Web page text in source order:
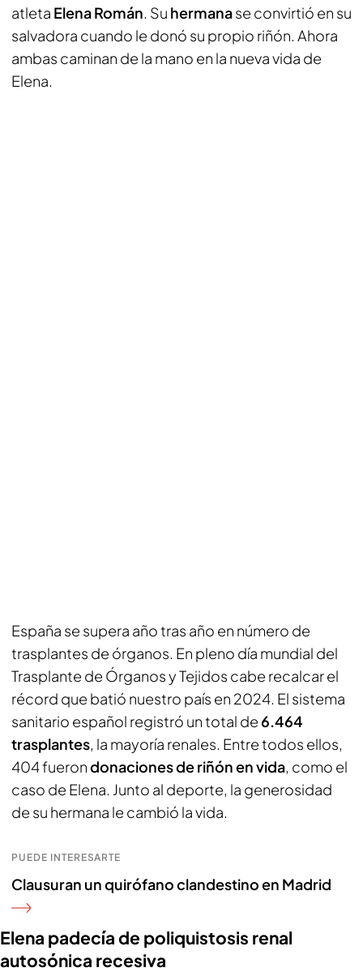
atleta Elena Román. Su hermanase convirtió en su
salvadora cuando le donó su propio riñón. Ahora
ambas caminan de la mano en la nueva vida de
Elena.
España se supera año tras año en número de
trasplantes de órganos. En pleno día mundial del
Trasplante de Órganos y Tejidos cabe recalcar el
récord que batió nuestro país en 2024. El sistema
sanitario español registró un total de 6.464
trasplantes, la mayoría renales. Entre todos ellos,
404 fuerondonaciones de riñón en vida, como el
caso de Elena. Junto al deporte, la generosidad
de su hermana le cambió la vida.
PUEDE INTERESARTE
Clausuran un quirófano clandestino en Madrid
Elena padecía de poliquistosis renal
autosónica recesiva